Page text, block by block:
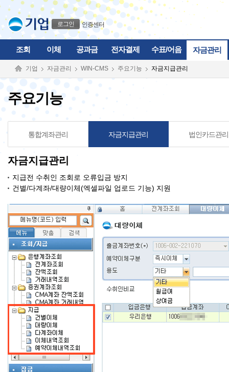
본문으로 바로가기
푸터 바로가기
로그인 인증센터
조회 이체 공과금 전자결제 수표/어음 자금관리
기업 자금관리 WIN-CMS 주요기능 자금지급관리
주요기능
통합계좌관리 자금지급관리 법인카드관리
자금지급관리
지급전 수취인 조회로 오류입금 방지
건별/다계좌/대량이체(엑셀파일 업로드 기능) 지원